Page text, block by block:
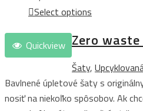
Select options
Quickview Zero
Šaty,
Bavlnené úpletové šaty s
nosiť na niekoľko spôsobov. Ak